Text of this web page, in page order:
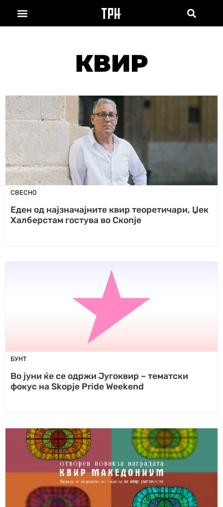
КВИР
СВЕСНО
Еден од најзначајните квир теоретичари, Џек
Халберстам гостува во Скопје
БУНТ
Во јуни ќе се одржи Југоквир – тематски
фокус на Skopje Pride Weekend